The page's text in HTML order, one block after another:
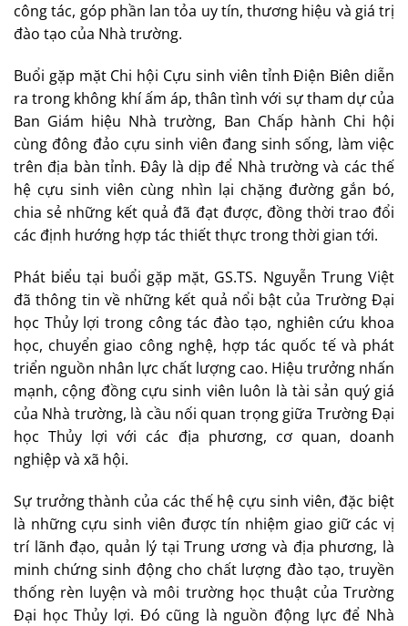
công tác, góp phần lan tỏa uy tín, thương hiệu và giá trị
đào tạo của Nhà trường.
Buổi gặp mặt Chi hội Cựu sinh viên tỉnh Điện Biên diễn
ra trong không khí ấm áp, thân tình với sự tham dự của
Ban Giám hiệu Nhà trường, Ban Chấp hành Chi hội
cùng đông đảo cựu sinh viên đang sinh sống, làm việc
trên địa bàn tỉnh. Đây là dịp để Nhà trường và các thế
hệ cựu sinh viên cùng nhìn lại chặng đường gắn bó,
chia sẻ những kết quả đã đạt được, đồng thời trao đổi
các định hướng hợp tác thiết thực trong thời gian tới.
Phát biểu tại buổi gặp mặt, GS.TS. Nguyễn Trung Việt
đã thông tin về những kết quả nổi bật của Trường Đại
học Thủy lợi trong công tác đào tạo, nghiên cứu khoa
học, chuyển giao công nghệ, hợp tác quốc tế và phát
triển nguồn nhân lực chất lượng cao. Hiệu trưởng nhấn
mạnh, cộng đồng cựu sinh viên luôn là tài sản quý giá
của Nhà trường, là cầu nối quan trọng giữa Trường Đại
học Thủy lợi với các địa phương, cơ quan, doanh
nghiệp và xã hội.
Sự trưởng thành của các thế hệ cựu sinh viên, đặc biệt
là những cựu sinh viên được tín nhiệm giao giữ các vị
trí lãnh đạo, quản lý tại Trung ương và địa phương, là
minh chứng sinh động cho chất lượng đào tạo, truyền
thống rèn luyện và môi trường học thuật của Trường
Đại học Thủy lợi. Đó cũng là nguồn động lực để Nhà